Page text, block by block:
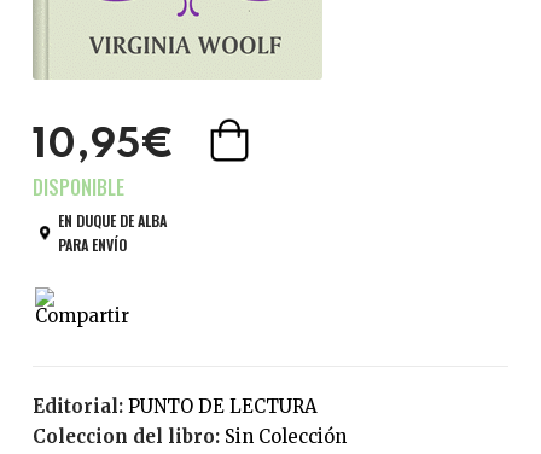
10,95€
EN DUQUE DE ALBA
PARA ENVÍO
Editorial:
PUNTO DE LECTURA
Coleccion del libro:
Sin Colección